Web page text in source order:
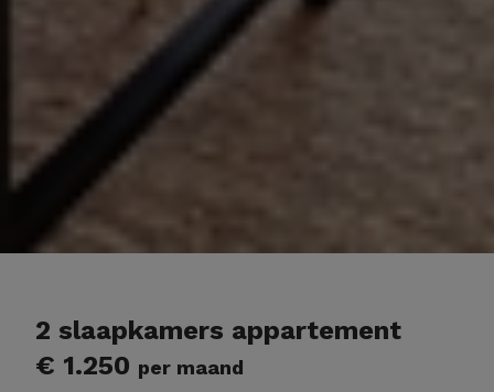
2 slaapkamers appartement
€ 1.250 per maand